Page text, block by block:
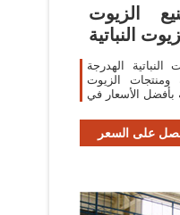
الزيوت
النباتية
الهدرجة
ومنتجات الزيوت
بأفضل الأسعار في
على السعر